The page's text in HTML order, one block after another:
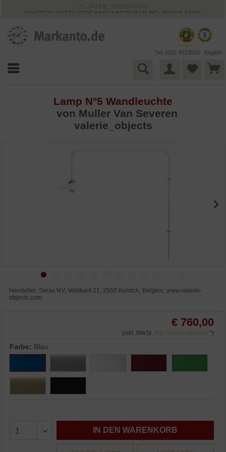
KOSTENLOSER VERSAND INNERHALB DEUTSCHLANDS
VIELFÄLTIGE ZAHLUNGSMÖGLICHKEITEN
BESTPRICE-GARANTIE
Tel. 0221 9723920 English
Lamp N°5 Wandleuchte
von Muller Van Severen
valerie_objects
Hersteller: Serax NV, Veldkant 21, 2550 Kontich, Belgien, www.valerie-
objects.com
€ 760,00
(inkl. MwSt. inkl. Versandkosten *)
Farbe: Blau
IN DEN WARENKORB